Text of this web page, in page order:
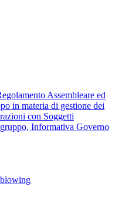
Assembleare ed
in materia di gestione dei
con Soggetti
Informativa Governo